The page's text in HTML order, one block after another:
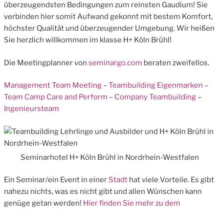
überzeugendsten Bedingungen zum reinsten Gaudium! Sie
verbinden hier somit Aufwand gekonnt mit bestem Komfort,
höchster Qualität und überzeugender Umgebung. Wir heißen
Sie herzlich willkommen im klasse H+ Köln Brühl!
Die Meetingplanner von seminargo.com beraten zweifellos.
Management Team Meeting –Teambuilding Eigenmarken –
Team Camp Care and Perform – Company Teambuilding –
Ingenieursteam
Seminarhotel H+ Köln Brühl in Nordrhein-Westfalen
Ein Seminar/ein Event in einer Stadt hat viele Vorteile. Es gibt
nahezu nichts, was es nicht gibt und allen Wünschen kann
genüge getan werden! Hier finden Sie mehr zu dem